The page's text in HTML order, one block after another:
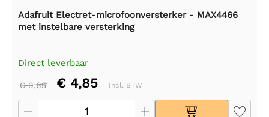
Adafruit Electret-microfoonversterker - MAX4466
met instelbare versterking
Direct leverbaar
€ 9,65 € 4,85 Incl. BTW